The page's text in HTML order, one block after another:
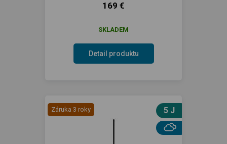
169 €
SKLADEM
Detail produktu
Záruka 3 roky 5 J